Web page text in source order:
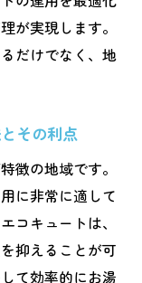
が実現します。
だけでなく、地
その利点
徴の地域です。
に非常に適して
コキュートは、
抑えることが可
て効率的にお湯